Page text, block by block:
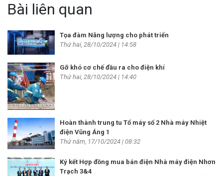
Bài liên quan
Tọa đàm Năng lượng cho phát triển
Thứ hai, 28/10/2024 | 14:58
Gỡ khó cơ chế đầu ra cho điện khí
Thứ hai, 28/10/2024 | 14:40
Hoàn thành trung tu Tổ máy số 2 Nhà máy Nhiệt
điện Vũng Áng 1
Thứ năm, 17/10/2024 | 08:32
Ký kết Hợp đồng mua bán điện Nhà máy điện Nhơn
Trạch 3&4